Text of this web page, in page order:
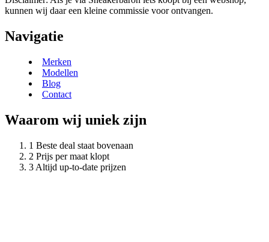
kunnen wij daar een kleine commissie voor ontvangen.
Navigatie
Merken
Modellen
Blog
Contact
Waarom wij uniek zijn
Beste deal staat bovenaan
Prijs per maat klopt
Altijd up-to-date prijzen